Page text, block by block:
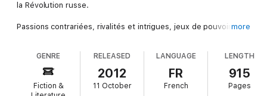
la Révolution russe.
Passions contrariées, rivalités et intrigues, jeux de pouvoir,
portraits saisissants : des personnages exceptionnels,
passionnés, ambitieux, attachants, tourmentés, qui bravent les
obstacles et les peurs pour s’accomplir en dépit des tragédies
qui les emportent.
more
GENRE
Fiction &
RELEASED
2012
11 October
LANGUAGE
FR
French
LENGTH
915
Pages